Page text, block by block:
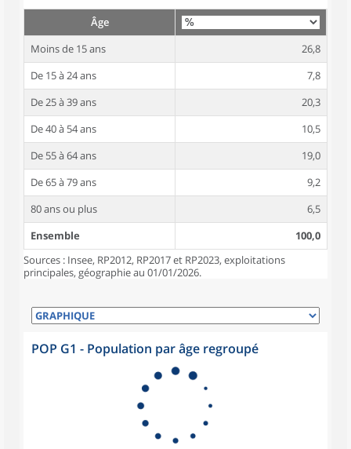
Âge
Moins de 15 ans
26,8
De 15 à 24 ans
7,8
De 25 à 39 ans
20,3
De 40 à 54 ans
10,5
De 55 à 64 ans
19,0
De 65 à 79 ans
9,2
80 ans ou plus
6,5
Ensemble
100,0
Sources : Insee, RP2012, RP2017 et RP2023, exploitations
principales, géographie au 01/01/2026.
POP G1 - Population par âge regroupé